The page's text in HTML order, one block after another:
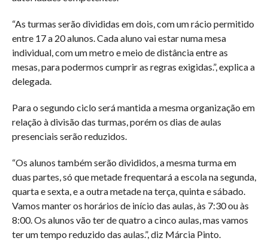
“As turmas serão divididas em dois, com um rácio permitido
entre 17 a 20 alunos. Cada aluno vai estar numa mesa
individual, com um metro e meio de distância entre as
mesas, para podermos cumprir as regras exigidas.”, explica a
delegada.
Para o segundo ciclo será mantida a mesma organização em
relação à divisão das turmas, porém os dias de aulas
presenciais serão reduzidos.
“Os alunos também serão divididos, a mesma turma em
duas partes, só que metade frequentará a escola na segunda,
quarta e sexta, e a outra metade na terça, quinta e sábado.
Vamos manter os horários de início das aulas, às 7:30 ou às
8:00. Os alunos vão ter de quatro a cinco aulas, mas vamos
ter um tempo reduzido das aulas.”, diz Márcia Pinto.